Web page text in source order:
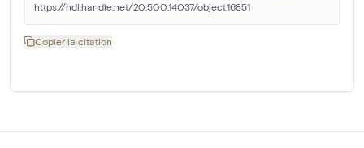
https://hdl.handle.net/20.500.14037/object.16851
Copier la citation